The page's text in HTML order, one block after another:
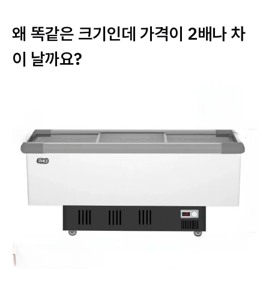
왜 똑같은 크기인데 가격이 2배나 차
이 날까요?